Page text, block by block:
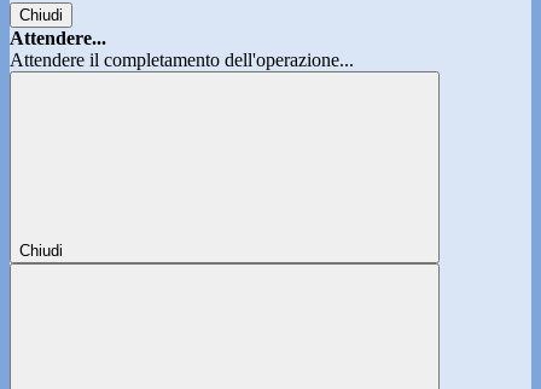
Chiudi
Attendere...
Attendere il completamento dell'operazione...
Chiudi